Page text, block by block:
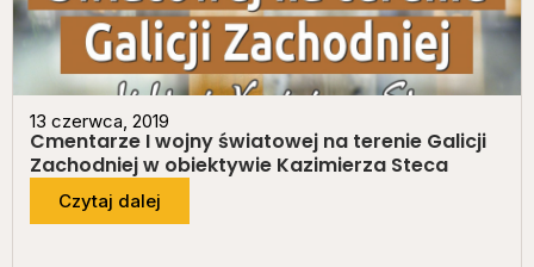
13 czerwca, 2019
Cmentarze I wojny światowej na terenie Galicji
Zachodniej w obiektywie Kazimierza Steca
Czytaj dalej